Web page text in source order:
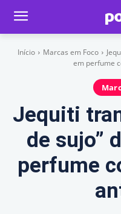
Início Marcas em Foco
em perfume
Jequiti
de sujo”
perfume